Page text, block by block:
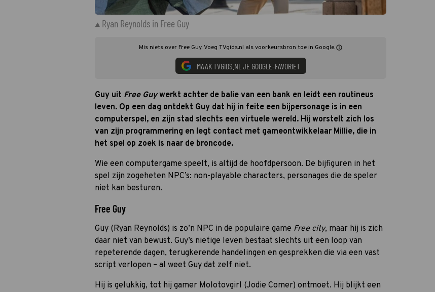
Ryan Reynolds in Free Guy
Mis niets over Free Guy. Voeg TVgids.nl als voorkeursbron toe in Google.
MAAK TVGIDS.NL JE GOOGLE-FAVORIET
Guy uit Free Guywerkt achter de balie van een bank en leidt een routineus
leven. Op een dag ontdekt Guy dat hij in feite een bijpersonage is in een
computerspel, en zijn stad slechts een virtuele wereld. Hij worstelt zich los
van zijn programmering en legt contact met gameontwikkelaar Millie, die in
het spel op zoek is naar de broncode.
Wie een computergame speelt, is altijd de hoofdpersoon. De bijfiguren in het
spel zijn zogeheten NPC’s: non-playable characters, personages die de speler
niet kan besturen.
Free Guy
Guy (Ryan Reynolds) is zo’n NPC in de populaire game Free city, maar hij is zich
daar niet van bewust. Guy’s nietige leven bestaat slechts uit een loop van
repeterende dagen, terugkerende handelingen en gesprekken die via een vast
script verlopen – al weet Guy dat zelf niet.
Hij is gelukkig, tot hij gamer Molotovgirl (Jodie Comer) ontmoet. Hij blijkt een